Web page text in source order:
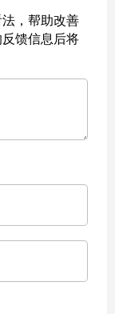
，帮助改善
馈信息后将